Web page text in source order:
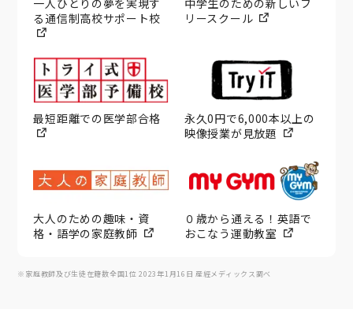
る通信制高校サポート校
リースクール
最短距離での医学部合格
永久0円で6,000本以上の
映像授業が見放題
大人のための趣味・資
格・語学の家庭教師
０歳から通える！英語で
おこなう運動教室
※家庭教師及び生徒在籍数全国1位 2023年1月16日 産經メディックス調べ